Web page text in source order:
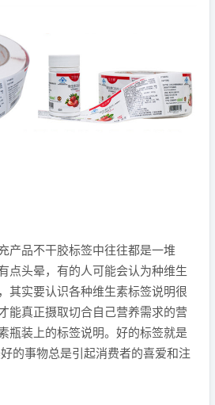
产品不干胶标签中往往都是一堆
点头晕，有的人可能会认为种维生
其实要认识各种维生素标签说明很
能真正摄取切合自己营养需求的营
瓶装上的标签说明。好的标签就是
的事物总是引起消费者的喜爱和注